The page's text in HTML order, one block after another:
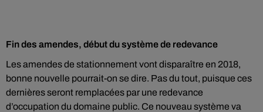
Fin des amendes, début du système de redevance
Les amendes de stationnement vont disparaître en 2018,
bonne nouvelle pourrait-on se dire. Pas du tout, puisque ces
dernières seront remplacées par une redevance
d’occupation du domaine public. Ce nouveau système va